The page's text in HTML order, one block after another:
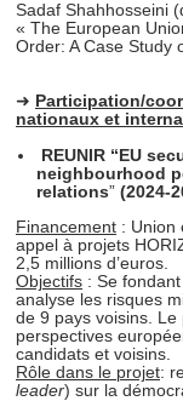
Sadaf Shahhosseini
« The European
Order: A Case Study
➜ Participation/
nationaux et
REUNIR “EU
neighbourhood
relations” (2024-
Financement : Union
appel à projets
2,5 millions d’euros.
Objectifs : Se
analyse les risques
de 9 pays voisins.
perspectives
candidats et voisins.
Rôle dans le projet:
leader) sur la